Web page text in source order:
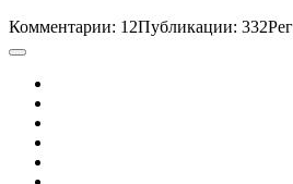
Комментарии: 12Публикации: 332